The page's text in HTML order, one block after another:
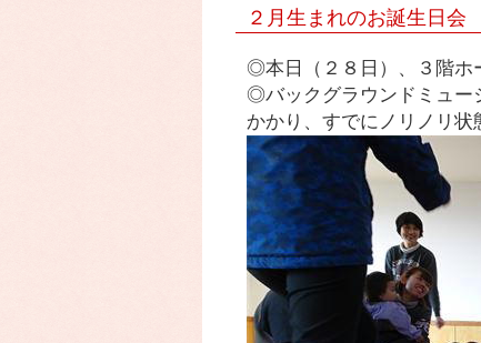
２月生まれのお誕生日会
◎本日（２８日）、３階ホ
◎バックグラウンドミュー
かかり、すでにノリノリ状